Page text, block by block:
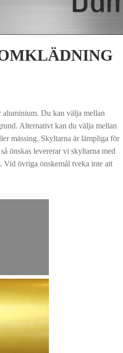
Du kan välja mellan
Alternativt kan du välja mellan
mässing. Skyltarna är lämpliga för
önskas levererar vi skyltarna med
Vid övriga önskemål tveka inte att